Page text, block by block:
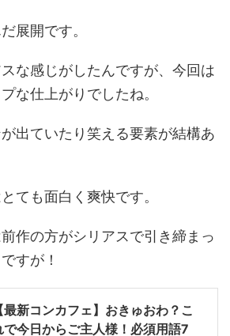
展開です。
な感じがしたんですが、今回は
な仕上がりでしたね。
出ていたり笑える要素が結構あ
ても面白く爽快です。
作の方がシリアスで引き締まっ
すが！
【最新コンカフェ】おきゅおわ？こ
で今日からご主人様！必須用語7